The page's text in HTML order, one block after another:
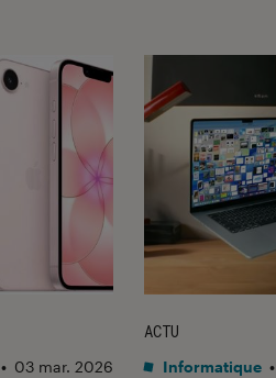
• 03 mar. 2026
ACTU
Informatique •